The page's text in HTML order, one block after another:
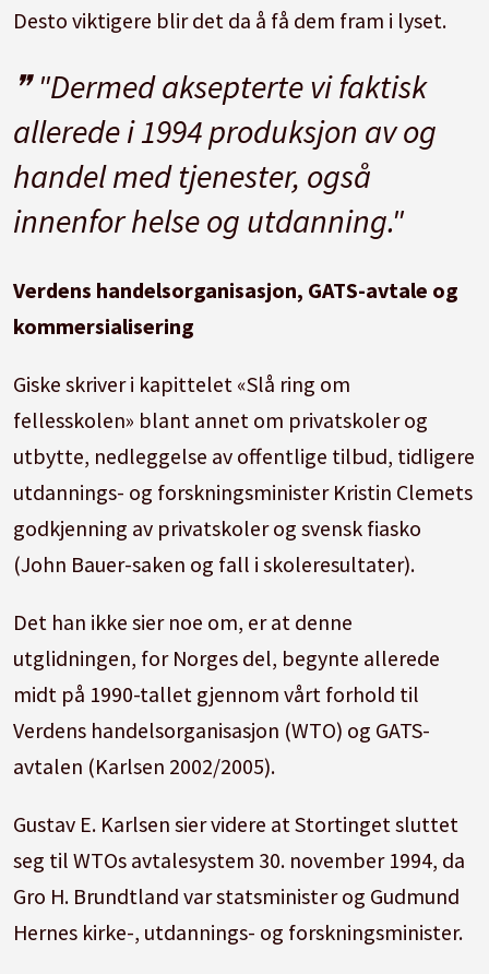
Desto viktigere blir det da å få dem fram i lyset.
"Dermed aksepterte vi faktisk
allerede i 1994 produksjon av og
handel med tjenester, også
innenfor helse og utdanning."
Verdens handelsorganisasjon, GATS-avtale og
kommersialisering
Giske skriver i kapittelet «Slå ring om
fellesskolen» blant annet om privatskoler og
utbytte, nedleggelse av offentlige tilbud, tidligere
utdannings- og forskningsminister Kristin Clemets
godkjenning av privatskoler og svensk fiasko
(John Bauer-saken og fall i skoleresultater).
Det han ikke sier noe om, er at denne
utglidningen, for Norges del, begynte allerede
midt på 1990-tallet gjennom vårt forhold til
Verdens handelsorganisasjon (WTO) og GATS-
avtalen (Karlsen 2002/2005).
Gustav E. Karlsen sier videre at Stortinget sluttet
seg til WTOs avtalesystem 30. november 1994, da
Gro H. Brundtland var statsminister og Gudmund
Hernes kirke-, utdannings- og forskningsminister.